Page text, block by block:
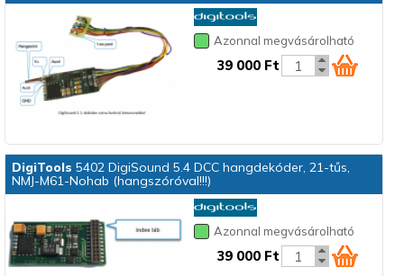
Azonnal megvásárolható
39 000 Ft
DigiTools 5402 DigiSound 5.4 DCC hangdekóder, 21-tűs,
NMJ-M61-Nohab (hangszóróval!!!)
Azonnal megvásárolható
39 000 Ft